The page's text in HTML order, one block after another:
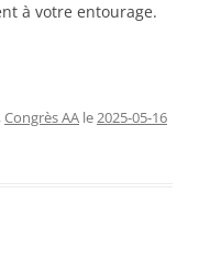
à votre entourage.
,Congrès AA le2025-05-16